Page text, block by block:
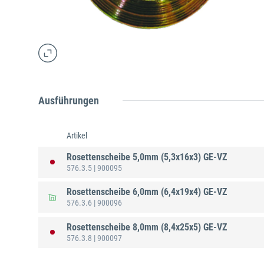
Ausführungen
Artikel
Rosettenscheibe 5,0mm (5,3x16x3) GE-VZ
576.3.5 | 900095
Rosettenscheibe 6,0mm (6,4x19x4) GE-VZ
576.3.6 | 900096
Rosettenscheibe 8,0mm (8,4x25x5) GE-VZ
576.3.8 | 900097